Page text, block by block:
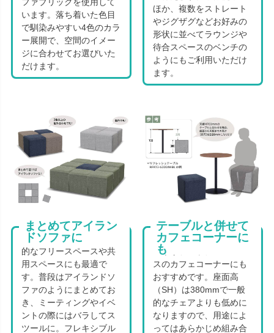
ファブリックを使用して
います。落ち着いた色目
で馴染みやすい4色のカラ
ー展開で、空間のイメー
ジに合わせてお選びいた
だけます。
ほか、複数をストレート
やジグザグなどお好みの
形状に並べてラウンジや
待合スペースのベンチの
ようにもご利用いただけ
ます。
まとめてアイラン
ドソファに
キューブソファは、多目
的なフリースペースや共
用スペースにも最適で
す。普段はアイランドソ
ファのようにまとめてお
き、ミーティングやイベ
ントの際にはバラしてス
ツールに。フレキシブル
テーブルと併せて
カフェコーナーに
も
キューブソファは、休憩
室やリフレッシュスペー
スのカフェコーナーにも
おすすめです。座面高
（SH）は380mmで一般
的なチェアよりも低めに
なりますので、用途によ
ってはあらかじめ組み合